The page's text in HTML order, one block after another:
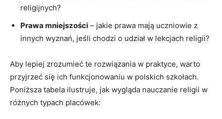
religijnych?
Prawa mniejszości – jakie prawa mają uczniowie z
innych wyznań, jeśli chodzi o udział w lekcjach religii?
Aby lepiej zrozumieć te rozwiązania w praktyce, warto
przyjrzeć się ich funkcjonowaniu w polskich szkołach.
Poniższa tabela ilustruje, jak wygląda nauczanie religii w
różnych typach placówek: